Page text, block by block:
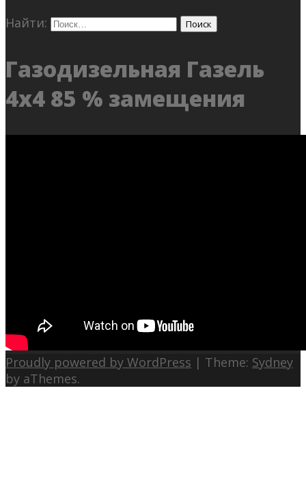
Найти:
Газодизельная Газель
4х4 85 % замещения
Proudly powered by WordPress | Theme: Sydney
by aThemes.